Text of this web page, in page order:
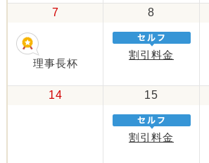
7
理事長杯
8
割引料金
14 15
割引料金